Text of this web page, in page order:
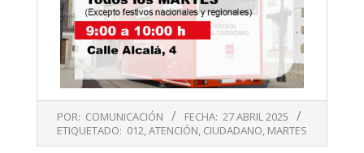
27
POR: COMUNICACIÓN FECHA: 27 ABRIL 2025
ETIQUETADO: 012,ATENCIÓN, CIUDADANO, MARTES